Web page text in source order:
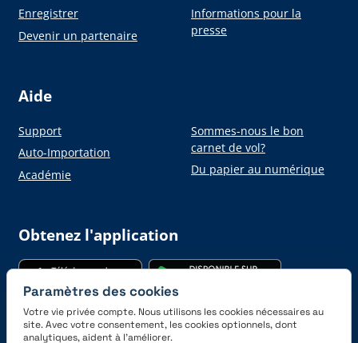
Enregistrer
Devenir un partenaire
Informations pour la
presse
Aide
Support
Auto-Importation
Académie
Sommes-nous le bon
carnet de vol?
Du papier au numérique
Obtenez l'application
Paramètres des cookies
Votre vie privée compte. Nous utilisons les cookies nécessaires au
site. Avec votre consentement, les cookies optionnels, dont
analytiques, aident à l’améliorer.